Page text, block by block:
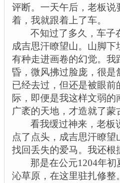
评断。一天午后，老板
着，我就跟着上了车。
不知过了多久，车子
成吉思汗瞭望山。山脚下
有种走进画卷的幻觉。
昏，微风拂过脸庞，很
已经去过，但还是被眼
际，即便是我这样文弱
广袤的天地，才造就了
看我缓过神来，老板
点了点头，成吉思汗瞭望
找回丢失的爱马。我还
那是在公元1204年初
沁草原，在这里驻扎修